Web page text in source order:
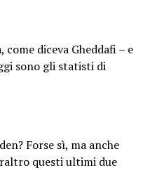
diceva Gheddafi – e
sono gli statisti di
Forse sì, ma anche
questi ultimi due